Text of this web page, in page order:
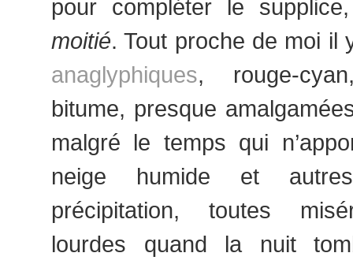
pour compléter le
moitié. Tout proche de moi il
anaglyphiques, rouge-
bitume, presque
malgré le temps qui
neige humide et
précipitation, toutes
lourdes quand la nuit